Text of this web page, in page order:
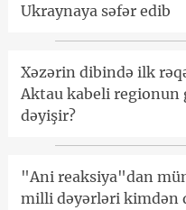
Ukraynaya səfər edib
Xəzərin dibində ilk
Aktau kabeli regionun
dəyişir?
"Ani reaksiya"dan
milli dəyərləri kimdən